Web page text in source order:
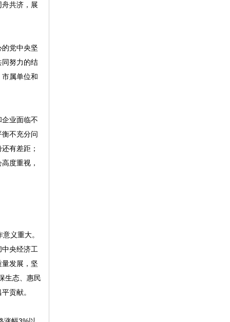
共济，展
党中央坚
努力的结
属单位和
业面临不
不充分问
有差距；
度重视，
义重大。
央经济工
发展，坚
生态、惠民
贡献。